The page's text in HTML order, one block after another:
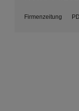
Firmenzeitung